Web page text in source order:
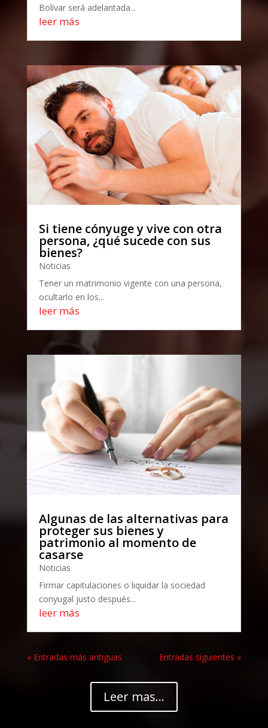
Bolívar será adelantada...
leer más
Si tiene cónyuge y vive con otra
persona, ¿qué sucede con sus
bienes?
Noticias
Tener un matrimonio vigente con una persona,
ocultarlo en los...
leer más
Algunas de las alternativas para
proteger sus bienes y
patrimonio al momento de
casarse
Noticias
Firmar capitulaciones o liquidar la sociedad
conyugal justo después...
leer más
« Entradas más antiguas Entradas siguientes »
Leer mas...